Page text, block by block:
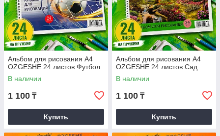
Альбом для рисования А4
OZGESHE 24 листов Футбол
В наличии
1 100 ₸
Купить
Альбом для рисования А4
OZGESHE 24 листов Сад
В наличии
1 100 ₸
Купить